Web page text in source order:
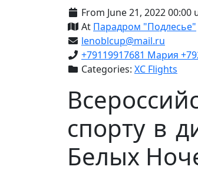
From June 21, 2022 00:00
At Парадром "Подлесье"
lenoblcup@mail.ru
+79119917681 Мария
Categories: XC Flights
спорту в
Белых